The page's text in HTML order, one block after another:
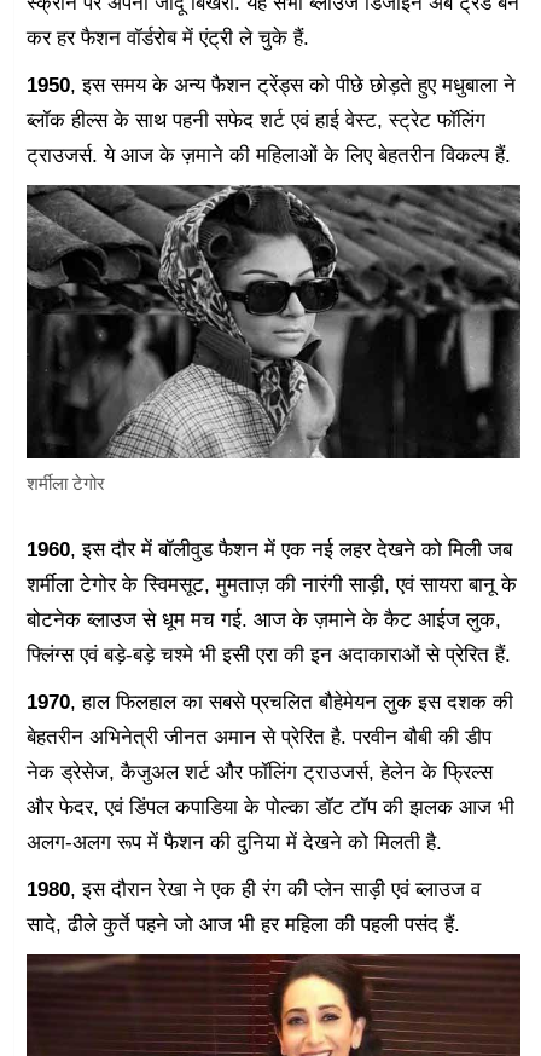
कर हर फैशन वॉर्डरोब में एंट्री ले चुके हैं.
1950, इस समय के अन्य फैशन ट्रेंड्स को पीछे छोड़ते हुए मधुबाला ने
ब्लॉक हील्स के साथ पहनी सफेद शर्ट एवं हाई वेस्ट, स्ट्रेट फॉलिंग
ट्राउजर्स. ये आज के ज़माने की महिलाओं के लिए बेहतरीन विकल्प हैं.
शर्मीला टेगोर
1960, इस दौर में बॉलीवुड फैशन में एक नई लहर देखने को मिली जब
शर्मीला टेगोर के स्विमसूट, मुमताज़ की नारंगी साड़ी, एवं सायरा बानू के
बोटनेक ब्लाउज से धूम मच गई. आज के ज़माने के कैट आईज लुक,
फ्लिंग्स एवं बड़े-बड़े चश्मे भी इसी एरा की इन अदाकाराओं से प्रेरित हैं.
1970, हाल फिलहाल का सबसे प्रचलित बौहेमेयन लुक इस दशक की
बेहतरीन अभिनेत्री जीनत अमान से प्रेरित है. परवीन बौबी की डीप
नेक ड्रेसेज, कैजुअल शर्ट और फॉलिंग ट्राउजर्स, हेलेन के फ्रिल्स
और फेदर, एवं डिंपल कपाडिया के पोल्का डॉट टॉप की झलक आज भी
अलग-अलग रूप में फैशन की दुनिया में देखने को मिलती है.
1980, इस दौरान रेखा ने एक ही रंग की प्लेन साड़ी एवं ब्लाउज व
सादे, ढीले कुर्ते पहने जो आज भी हर महिला की पहली पसंद हैं.